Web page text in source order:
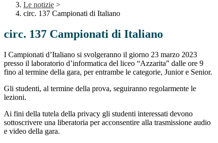
Le notizie >
circ. 137 Campionati di Italiano
circ. 137 Campionati di Italiano
I Campionati d’Italiano si svolgeranno il giorno 23 marzo 2023
presso il laboratorio d’informatica del liceo “Azzarita” dalle ore 9
fino al termine della gara, per entrambe le categorie, Junior e Senior.
Gli studenti, al termine della prova, seguiranno regolarmente le
lezioni.
Ai fini della tutela della privacy gli studenti interessati devono
sottoscrivere una liberatoria per acconsentire alla trasmissione audio
e video della gara.